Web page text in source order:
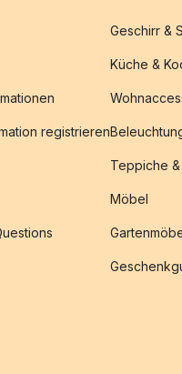
registrieren
Geschirr &
Küche &
Teppiche
Möbel